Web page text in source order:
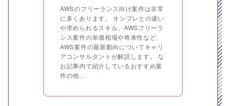
AWSのフリーランス向け案件は非常
に多くあります。 オンプレとの違い
や求められるスキル、AWSフリーラ
ンス案件の単価相場や将来性など、
AWS案件の最新動向についてキャリ
アコンサルタントが解説します。 な
お記事内で紹介しているおすすめ案
件の他…